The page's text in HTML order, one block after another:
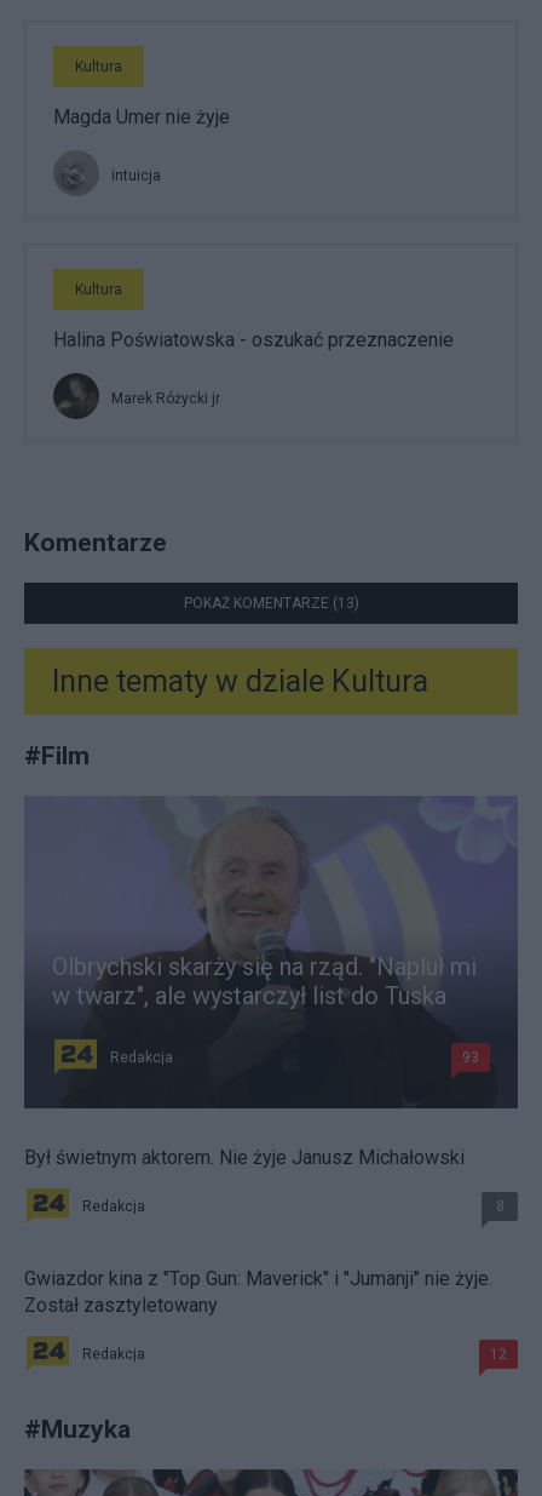
Kultura
Magda Umer nie żyje
intuicja
Kultura
Halina Poświatowska - oszukać przeznaczenie
Marek Różycki jr
Komentarze
POKAŻ KOMENTARZE (13)
Inne tematy w dziale Kultura
#Film
Olbrychski skarży się na rząd. "Napluł mi
w twarz", ale wystarczył list do Tuska
Redakcja 93
Był świetnym aktorem. Nie żyje Janusz Michałowski
Redakcja 8
Gwiazdor kina z "Top Gun: Maverick" i "Jumanji" nie żyje.
Został zasztyletowany
Redakcja 12
#Muzyka